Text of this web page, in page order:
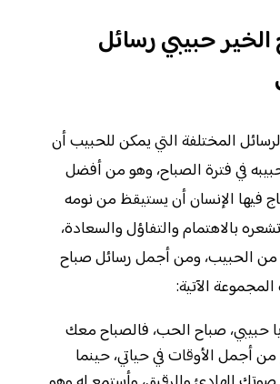
حبيبي رسائل
المختلفة التي يمكن للحبيب أن
في فترة الصباح، وهو من أفضل
فيها الإنسان أن يستيقظ من نومه
بالاهتمام والتفاؤل والسعادة،
الحبيب، ومن أجمل رسائل صباح
الآتية:
حبيبي، صباح الحب، فالصباح معك
أجمل الأوقات في حياتي، حينما